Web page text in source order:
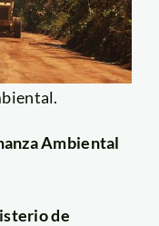
Ambiental
de